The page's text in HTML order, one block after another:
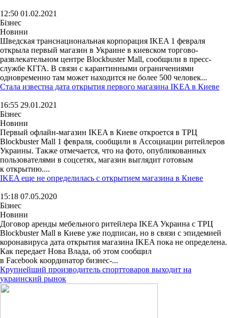
12:50 01.02.2021
Бізнес
Новини
Шведская транснациональная корпорация IKEA 1 февраля
открыла первый магазин в Украине в киевском торгово-
развлекательном центре Blockbuster Mall, сообщили в пресс-
службе КГГА. В связи с карантинными ограничениями
одновременно там может находится не более 500 человек...
Стала известна дата открытия первого магазина IKEA в Киеве
16:55 29.01.2021
Бізнес
Новини
Первый офлайн-магазин IKEA в Киеве откроется в ТРЦ
Blockbuster Mall 1 февраля, сообщили в Ассоциации ритейлеров
Украины. Также отмечается, что на фото, опубликованных
пользователями в соцсетях, магазин выглядит готовым
к открытию....
IKEA еще не определилась с открытием магазина в Киеве
15:18 07.05.2020
Бізнес
Новини
Договор аренды мебельного ритейлера IKEA Украина с ТРЦ
Blockbuster Mall в Киеве уже подписан, но в связи с эпидемией
коронавируса дата открытия магазина IKEA пока не определена.
Как передает Нова Влада, об этом сообщил
в Facebook координатор бизнес-...
Крупнейший производитель спорттоваров выходит на
украинский рынок